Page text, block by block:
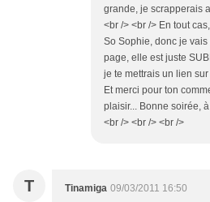
grande, je scrapperais
<br /> <br /> En tout
So Sophie, donc je
page, elle est juste
je te mettrais un lien
Et merci pour ton
plaisir... Bonne soirée,
<br /> <br /> <br />
T Tinamiga 09/03/2011 16:50